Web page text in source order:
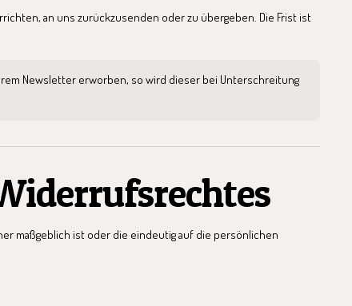
an uns zurückzusenden oder zu übergeben. Die Frist ist
Newsletter erworben, so wird dieser bei Unterschreitung
maßgeblich ist oder die eindeutig auf die persönlichen